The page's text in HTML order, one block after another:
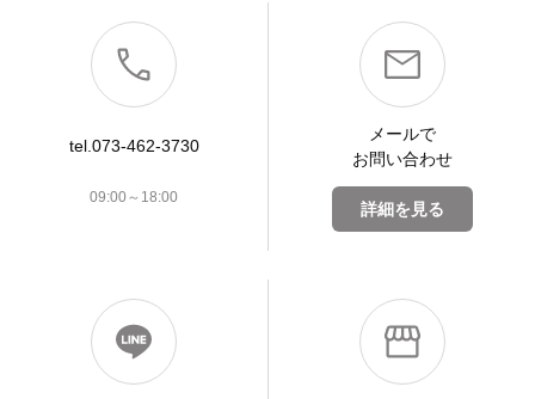
tel.073-462-3730
09:00～18:00
メールで
お問い合わせ
詳細を見る